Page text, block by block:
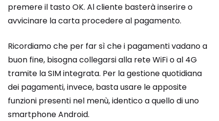
premere il tasto OK. Al cliente basterà inserire o
avvicinare la carta procedere al pagamento.
Ricordiamo che per far sì che i pagamenti vadano a
buon fine, bisogna collegarsi alla rete WiFi o al 4G
tramite la SIM integrata. Per la gestione quotidiana
dei pagamenti, invece, basta usare le apposite
funzioni presenti nel menù, identico a quello di uno
smartphone Android.